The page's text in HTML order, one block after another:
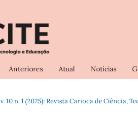
Anteriores Atual Notícias
v. 10 n. 1 (2025): Revista Carioca de Ciência,